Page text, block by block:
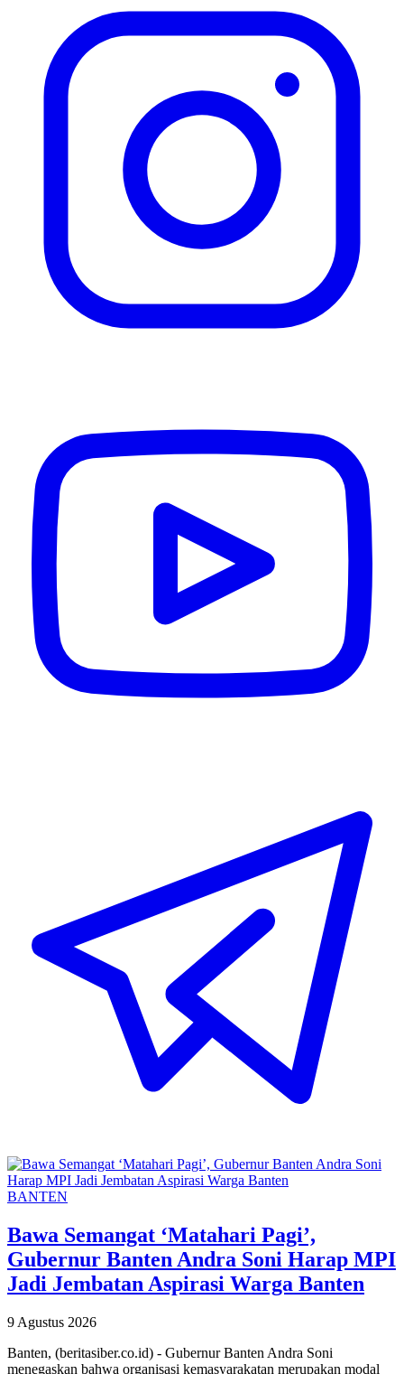
BANTEN
Bawa Semangat ‘Matahari Pagi’,
Gubernur Banten Andra Soni Harap MPI
Jadi Jembatan Aspirasi Warga Banten
9 Agustus 2026
Banten, (beritasiber.co.id) - Gubernur Banten Andra Soni
menegaskan bahwa organisasi kemasyarakatan merupakan modal